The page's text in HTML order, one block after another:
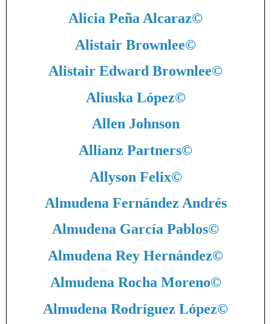
Alicia Peña Alcaraz©
Alistair Brownlee©
Alistair Edward Brownlee©
Aliuska López©
Allen Johnson
Allianz Partners©
Allyson Felix©
Almudena Fernández Andrés
Almudena García Pablos©
Almudena Rey Hernández©
Almudena Rocha Moreno©
Almudena Rodríguez López©